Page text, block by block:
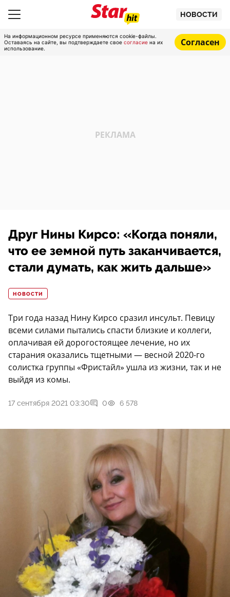
НОВОСТИ
На информационном ресурсе применяются cookie-файлы.
Оставаясь на сайте, вы подтверждаете свое согласие на их
использование.
Согласен
Друг Нины Кирсо: «Когда поняли,
что ее земной путь заканчивается,
стали думать, как жить дальше»
НОВОСТИ
Три года назад Нину Кирсо сразил инсульт. Певицу
всеми силами пытались спасти близкие и коллеги,
оплачивая ей дорогостоящее лечение, но их
старания оказались тщетными — весной 2020-го
солистка группы «Фристайл» ушла из жизни, так и не
выйдя из комы.
17 сентября 2021 03:30 0 6 578